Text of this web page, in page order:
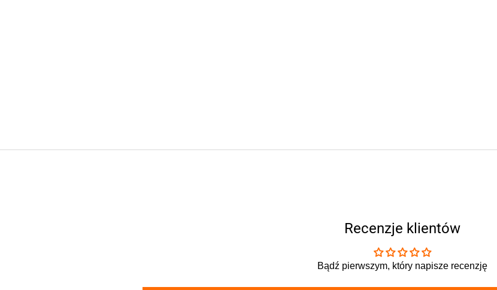
Recenzje klientów
Bądź pierwszym, który napisze recenzję